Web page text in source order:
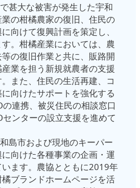
甚大な被害が発生した宇和
の柑橘農家の復旧、住民の
向けて復興計画を策定し、
。柑橘産業においては、農
の復旧作業と共に、販路開
業を担う新規就農者の支援
また、住民の生活再建、コ
向けたサポートを強化する
連携、被災住民の相談窓口
センターの設立支援を進めて
島市および現地のキーパー
向けた各種事業の企画・運
ます。農協とともに2019年
ブランドホームページを活